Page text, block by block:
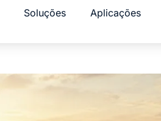
Soluções Aplicações